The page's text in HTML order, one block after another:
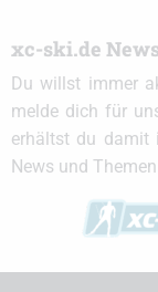
xc-ski.de
Du willst immer
melde dich für
erhältst du damit
News und